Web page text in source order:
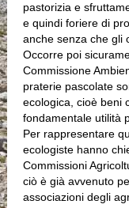
pastorizia e
e quindi foriere di
anche senza che gli
Occorre poi
Commissione
praterie pascolate
ecologica, cioè beni
fondamentale utilità
Per rappresentare
ecologiste hanno
Commissioni
ciò è già avvenuto
associazioni degli